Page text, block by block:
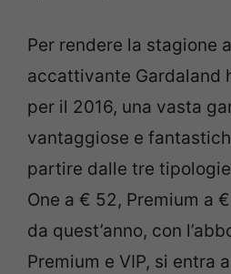
Per rendere la stagione
accattivante Gardaland
per il 2016, una vasta
vantaggiose e
partire dalle tre
One a € 52, Premium a
da quest’anno, con
Premium e VIP, si entra